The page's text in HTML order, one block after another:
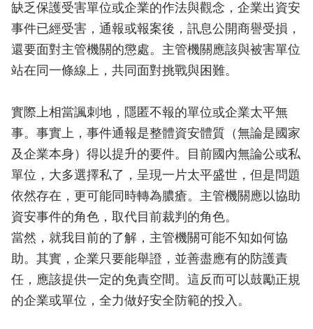
缺乏保護受害單位或企業的作法與觀念，企業出資安
事件已經受害，通報或報案後，訊息公開商譽受損，
還要面對主管機關的懲處。主管機關應該與被害單位
站在同一條線上，共同面對挑戰與困難。
實際上相當諷刺地，隱匿不報的單位或企業太平無
事。事實上，事件通報是整體資安體質（無論是國家
及企業本身）得以提升的要件。目前國內無論公或私
單位，大多選擇私了，呈現一片太平盛世，但是問題
依然存在，更可能同時轉為膿瘡。主管機關應以協助
資安事件的角色，取代目前裁判的角色。
當然，就我目前的了解，主管機關可能不知如何協
助。其實，企業只要能舉證，並善盡應有的防護責
任，應該提供一定的免責空間。這反而可以鼓勵正規
的企業或單位，全力做好安全防範的投入。